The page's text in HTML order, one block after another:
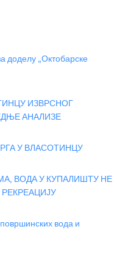
доделу „Октобарске
ИЗВРСНОГ
АНАЛИЗЕ
У ВЛАСОТИНЦУ
ВОДА У КУПАЛИШТУ НЕ
вода и